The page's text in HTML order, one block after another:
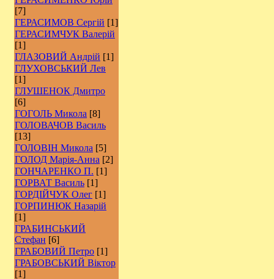
[7]
ГЕРАСИМОВ Сергій [1]
ГЕРАСИМЧУК Валерій
[1]
ГЛАЗОВИЙ Андрій [1]
ГЛУХОВСЬКИЙ Лев
[1]
ГЛУШЕНОК Дмитро
[6]
ГОГОЛЬ Микола [8]
ГОЛОВАЧОВ Василь
[13]
ГОЛОВІН Микола [5]
ГОЛОД Марія-Анна [2]
ГОНЧАРЕНКО П. [1]
ГОРВАТ Василь [1]
ГОРДІЙЧУК Олег [1]
ГОРПИНЮК Назарій
[1]
ГРАБИНСЬКИЙ
Стефан [6]
ГРАБОВИЙ Петро [1]
ГРАБОВСЬКИЙ Віктор
[1]